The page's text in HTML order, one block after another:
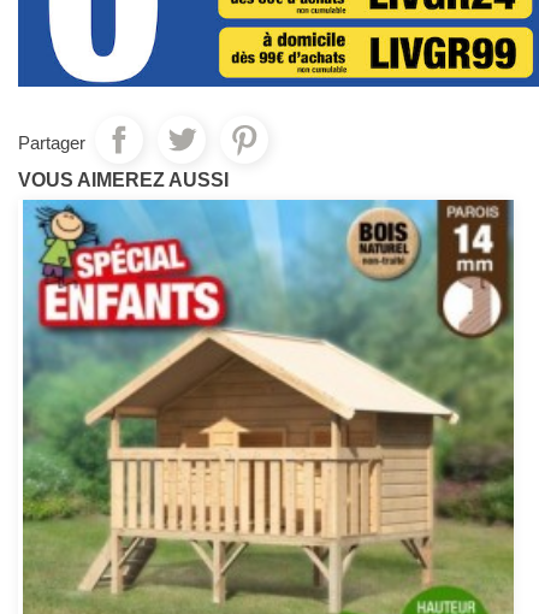
Partager
VOUS AIMEREZ AUSSI